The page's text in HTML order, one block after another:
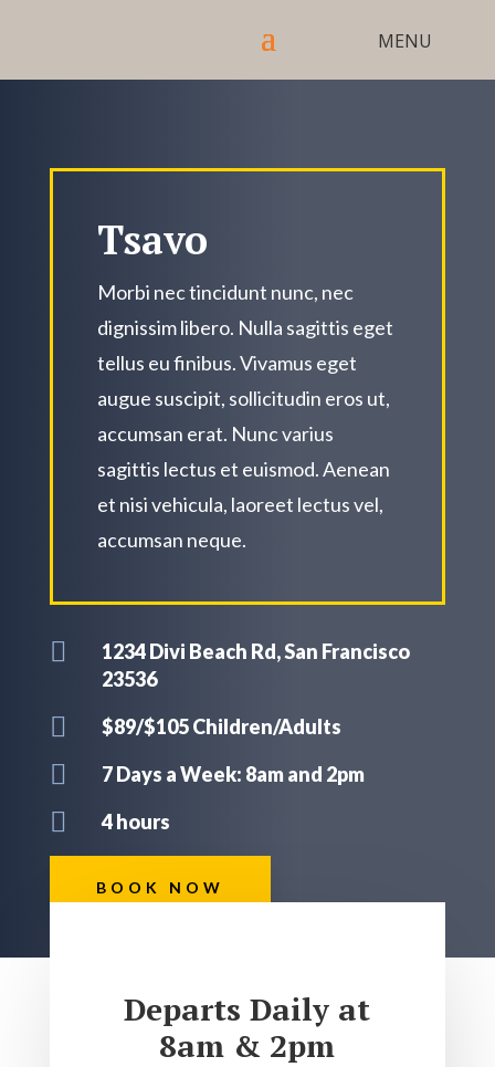
Tsavo
Morbi nec tincidunt nunc, nec
dignissim libero. Nulla sagittis eget
tellus eu finibus. Vivamus eget
augue suscipit, sollicitudin eros ut,
accumsan erat. Nunc varius
sagittis lectus et euismod. Aenean
et nisi vehicula, laoreet lectus vel,
accumsan neque.

1234 Divi Beach Rd, San Francisco
23536
 $89/$105 Children/Adults
 7 Days a Week: 8am and 2pm
 4 hours
BOOK NOW
Departs Daily at
8am & 2pm